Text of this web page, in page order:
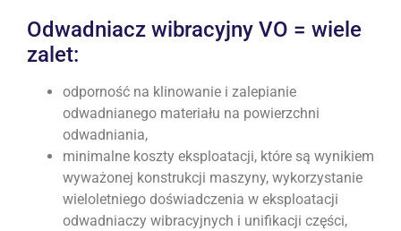
Odwadniacz wibracyjny VO = wiele
zalet:
odporność na klinowanie i zalepianie
odwadnianego materiału na powierzchni
odwadniania,
minimalne koszty eksploatacji, które są wynikiem
wyważonej konstrukcji maszyny, wykorzystanie
wieloletniego doświadczenia w eksploatacji
odwadniaczy wibracyjnych i unifikacji części,